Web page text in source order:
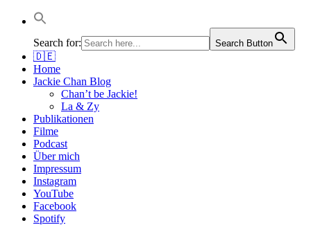
Jackie Chan Deutschland | Thorsten Boose
Autor & Jackie-Chan-Historiker
Search for:
Search Button
🇩🇪
Home
Jackie Chan Blog
Chan’t be Jackie!
La & Zy
Publikationen
Filme
Podcast
Über mich
Impressum
Instagram
YouTube
Facebook
Spotify